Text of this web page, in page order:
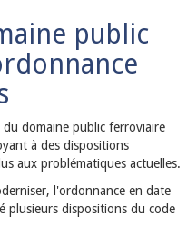
public
domaine public ferroviaire
à des dispositions
aux problématiques actuelles.
l'ordonnance en date
plusieurs dispositions du code